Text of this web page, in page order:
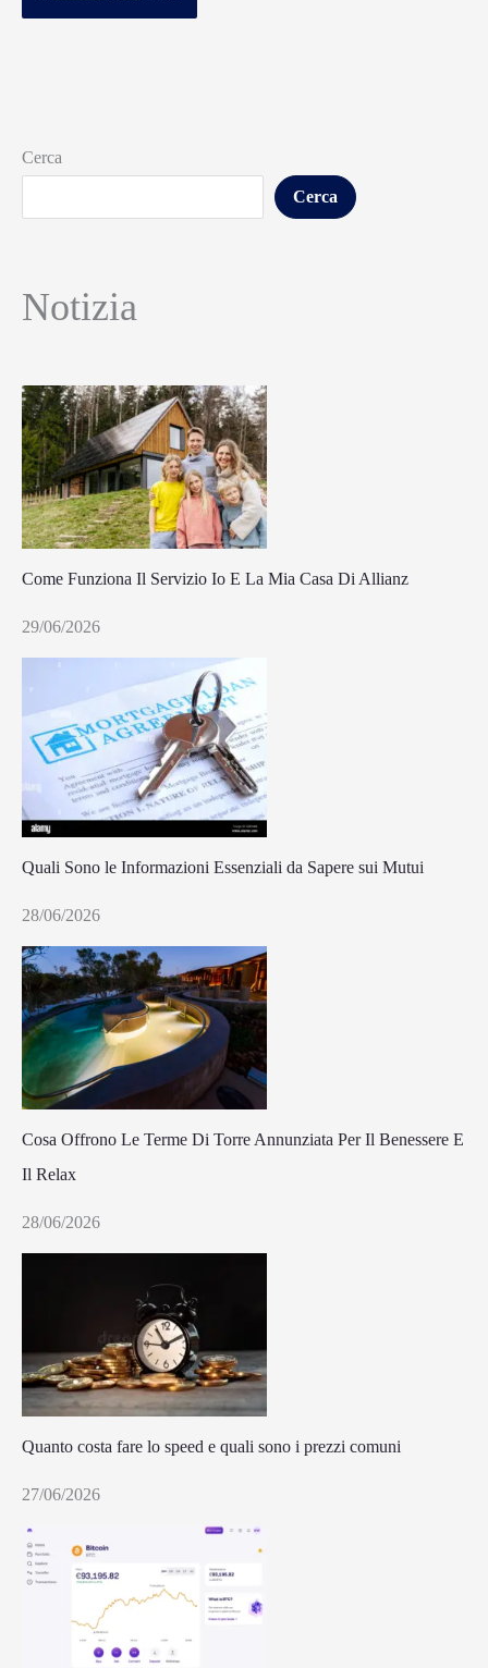
Cerca
Cerca
Notizia
Come Funziona Il Servizio Io E La Mia Casa Di Allianz
29/06/2026
Quali Sono le Informazioni Essenziali da Sapere sui Mutui
28/06/2026
Cosa Offrono Le Terme Di Torre Annunziata Per Il Benessere E
Il Relax
28/06/2026
Quanto costa fare lo speed e quali sono i prezzi comuni
27/06/2026